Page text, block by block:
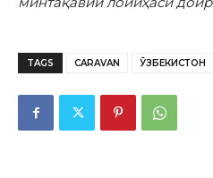
TAGS CARAVAN ЎЗБЕКИСТОН